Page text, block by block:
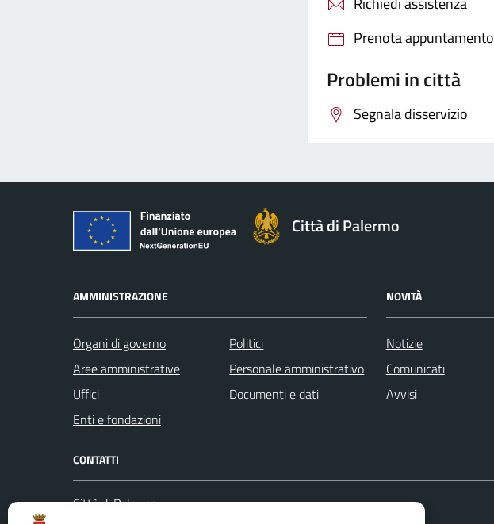
Prenota appuntamento
Problemi in città
Segnala disservizio
Città di Palermo
AMMINISTRAZIONE
Organi di governo
Aree amministrative
Uffici
Enti e fondazioni
Politici
Personale amministrativo
Documenti e dati
NOVITÀ
Notizie
Comunicati
Avvisi
CONTATTI
Città di Palermo
Leggi le FAQ